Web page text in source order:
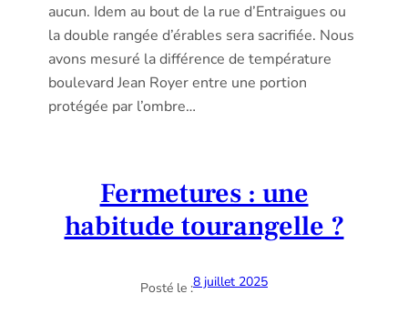
aucun. Idem au bout de la rue d’Entraigues ou
la double rangée d’érables sera sacrifiée. Nous
avons mesuré la différence de température
boulevard Jean Royer entre une portion
protégée par l’ombre…
Fermetures : une
habitude tourangelle ?
Posté le :8 juillet 2025